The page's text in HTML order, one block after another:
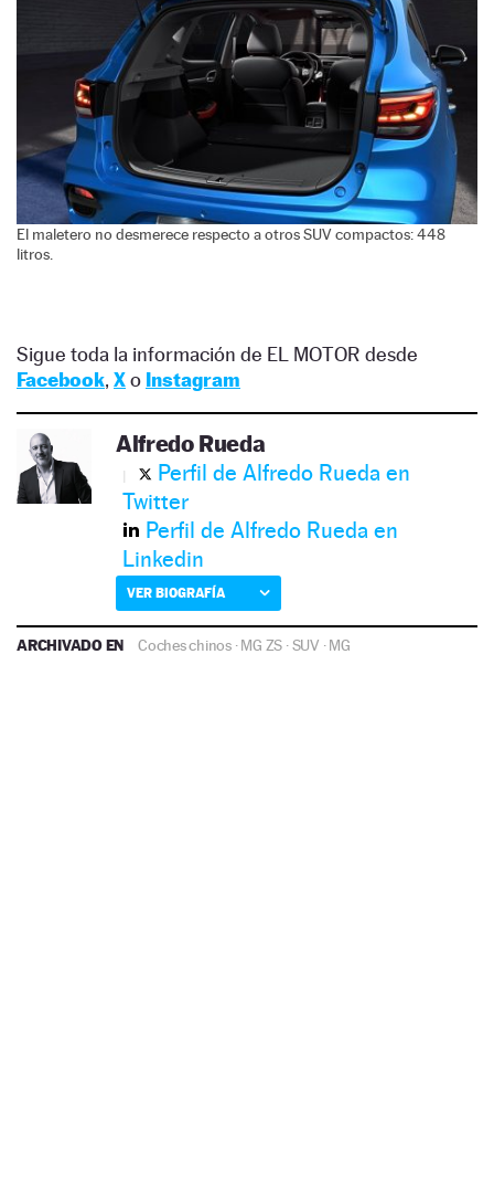
El maletero no desmerece respecto a otros SUV compactos: 448
litros.
Sigue toda la información de EL MOTOR desde
Facebook, Xo Instagram
Alfredo Rueda
Perfil de Alfredo Rueda en
Twitter
Perfil de Alfredo Rueda en
Linkedin
VER BIOGRAFÍA
ARCHIVADO EN Coches chinos ·MG ZS ·SUV ·MG